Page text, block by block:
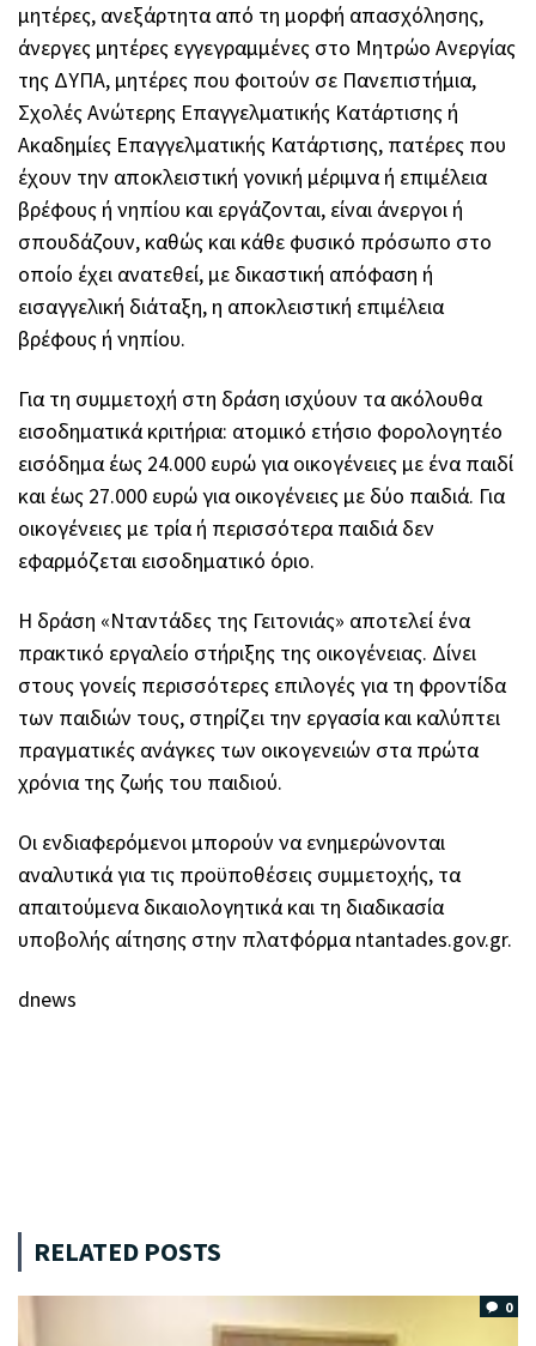
μητέρες, ανεξάρτητα από τη μορφή απασχόλησης,
άνεργες μητέρες εγγεγραμμένες στο Μητρώο Ανεργίας
της ΔΥΠΑ, μητέρες που φοιτούν σε Πανεπιστήμια,
Σχολές Ανώτερης Επαγγελματικής Κατάρτισης ή
Ακαδημίες Επαγγελματικής Κατάρτισης, πατέρες που
έχουν την αποκλειστική γονική μέριμνα ή επιμέλεια
βρέφους ή νηπίου και εργάζονται, είναι άνεργοι ή
σπουδάζουν, καθώς και κάθε φυσικό πρόσωπο στο
οποίο έχει ανατεθεί, με δικαστική απόφαση ή
εισαγγελική διάταξη, η αποκλειστική επιμέλεια
βρέφους ή νηπίου.
Για τη συμμετοχή στη δράση ισχύουν τα ακόλουθα
εισοδηματικά κριτήρια: ατομικό ετήσιο φορολογητέο
εισόδημα έως 24.000 ευρώ για οικογένειες με ένα παιδί
και έως 27.000 ευρώ για οικογένειες με δύο παιδιά. Για
οικογένειες με τρία ή περισσότερα παιδιά δεν
εφαρμόζεται εισοδηματικό όριο.
Η δράση «Νταντάδες της Γειτονιάς» αποτελεί ένα
πρακτικό εργαλείο στήριξης της οικογένειας. Δίνει
στους γονείς περισσότερες επιλογές για τη φροντίδα
των παιδιών τους, στηρίζει την εργασία και καλύπτει
πραγματικές ανάγκες των οικογενειών στα πρώτα
χρόνια της ζωής του παιδιού.
Οι ενδιαφερόμενοι μπορούν να ενημερώνονται
αναλυτικά για τις προϋποθέσεις συμμετοχής, τα
απαιτούμενα δικαιολογητικά και τη διαδικασία
υποβολής αίτησης στην πλατφόρμα ntantades.gov.gr.
dnews
RELATED POSTS
0